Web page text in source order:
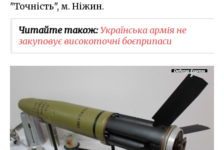
"Точність", м. Ніжин.
Читайте також:Українська армія не
закуповує високоточні боєприпаси